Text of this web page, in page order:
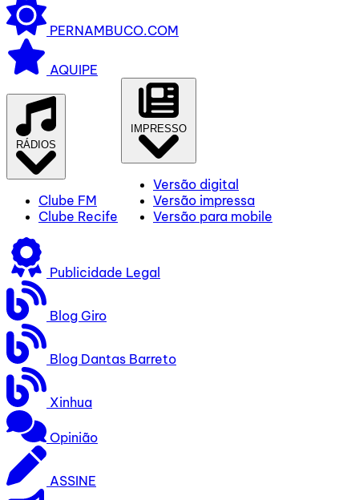
PERNAMBUCO.COM
AQUIPE
RÁDIOS
Clube FM
Clube Recife
IMPRESSO
Versão digital
Versão impressa
Versão para mobile
Publicidade Legal
Blog Giro
Blog Dantas Barreto
Xinhua
Opinião
ASSINE